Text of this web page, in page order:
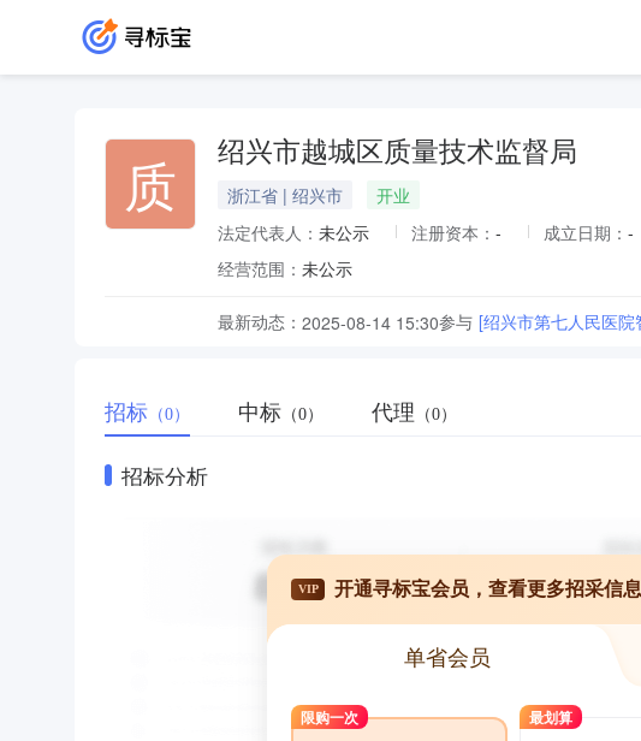
质 绍兴市越城区质量技术监督局
浙江省 | 绍兴市
开业
法定代表人： 未公示 注册资本： - 成立日期： -
经营范围： 未公示
最新动态： 2025-08-14 15:30参与 [绍兴市第七人民医
招标 （0） 中标 （0） 代理 （0）
招标分析
VIP 开通寻标宝会员，查看更多招采信息
单省会员
限购一次 最划算